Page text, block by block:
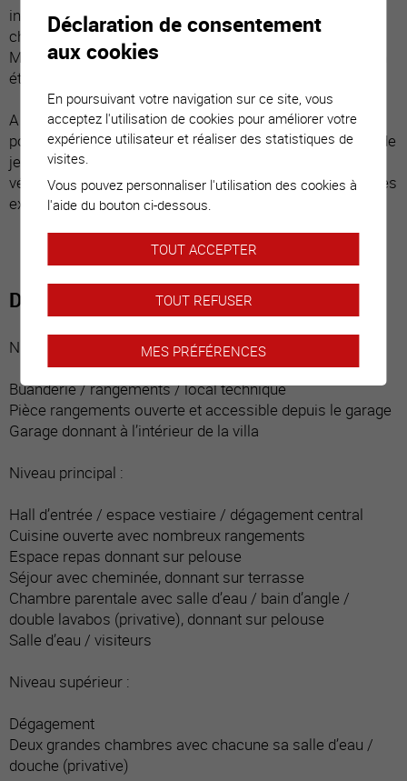
invitant à la détente et sur une grande pelouse. Les
chambres disposent chacune d’une salle d’eau privative.
Minutieusement entretenu, ce bien est vendu en très bon
état !
A l’extérieur, un magnifique terrain plat offre un grand
potentiel d’aménagement (piscine, jardin potager, place de
jeux etc.) Il y a également la possibilité de parquer cinq
véhicules, dont un dans le garage. Ce bien répond à toutes
exigences et est parfait pour une famille.
Distribution du bien
Niveau inférieur :
Buanderie / rangements / local technique
Pièce rangements ouverte et accessible depuis le garage
Garage donnant à l’intérieur de la villa
Niveau principal :
Hall d’entrée / espace vestiaire / dégagement central
Cuisine ouverte avec nombreux rangements
Espace repas donnant sur pelouse
Séjour avec cheminée, donnant sur terrasse
Chambre parentale avec salle d’eau / bain d’angle /
double lavabos (privative), donnant sur pelouse
Salle d’eau / visiteurs
Niveau supérieur :
Dégagement
Deux grandes chambres avec chacune sa salle d’eau /
douche (privative)
Déclaration de consentement
aux cookies
En poursuivant votre navigation sur ce site, vous
acceptez l'utilisation de cookies pour améliorer votre
expérience utilisateur et réaliser des statistiques de
visites.
Vous pouvez personnaliser l'utilisation des cookies à
l'aide du bouton ci-dessous.
TOUT ACCEPTER
TOUT REFUSER
MES PRÉFÉRENCES